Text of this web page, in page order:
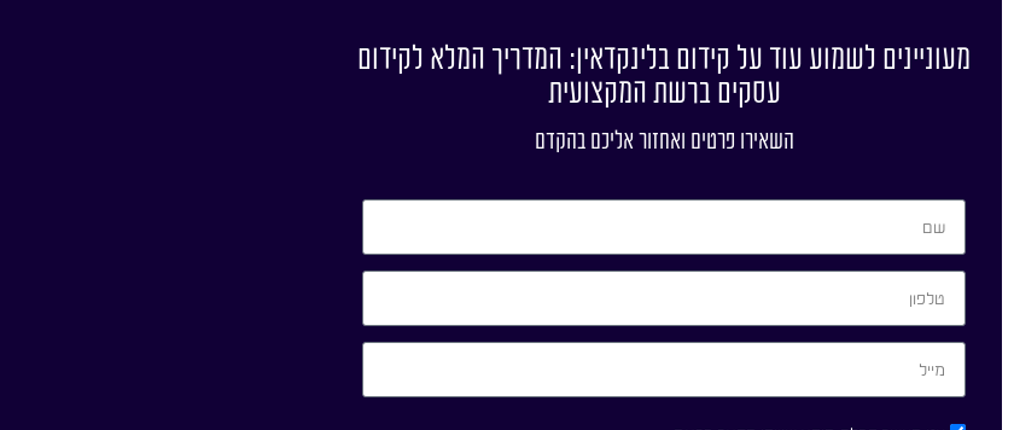
מעוניינים לשמוע עוד על קידום בלינקדאין: המדריך המלא לקידום
עסקים ברשת המקצועית
השאירו פרטים ואחזור אליכם בהקדם